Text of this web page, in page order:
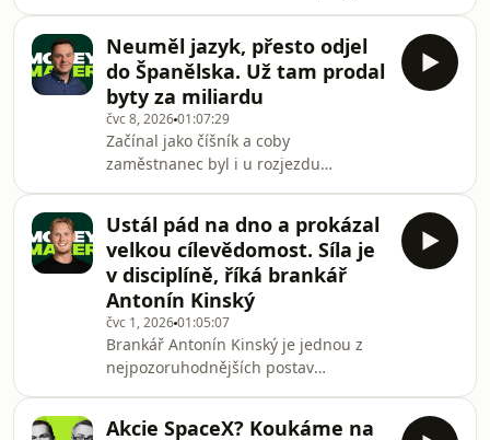
podcastu Money Mak
a výkonnou ředitelku Veroniku Kusou
je to denní chleba. Jejich unikátní
divadelní projekt, který proslavily i
populární skeče Štěpána Kozuba, má
totiž obří byznysové plány – stavbu
nové multifunkční arény za stovky
milionů korun. V nové epizodě
podcastu Money
Neuměl jazyk, přesto odjel
do Španělska. Už tam prodal
byty za miliardu
čvc 8, 202601:07:29
Začínal jako číšník a coby
zaměstnanec byl i u rozjezdu
let. Radek Řezáč ročně prodá
investorům hlavně z Česka desítky
apartmánů v okolí Malagy, zároveň se
tam o řadu nemovitostí stará. Na
sociálních sítích ho ke všemu sledují
desítky tisíc lidí.V rozhovoru se dále
dozvíte:🟢 Jak výnosné investice do
rekreačních nemovitostí mo
Ustál pád na dno a prokázal
velkou cílevědomost. Síla je
v disciplíně, říká brankář
Antonín Kinský
čvc 1, 202601:05:07
Brankář Antonín Kinský je jednou z
nejpozoruhodnějších postav
Akcie SpaceX? Koukáme na